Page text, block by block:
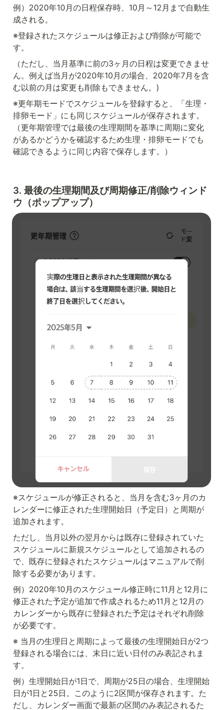
例）2020年10月の日程保存時、10月～12月まで自動生
成される。
※登録されたスケジュールは修正および削除が可能で
す。
（ただし、当月基準に前の3ヶ月の日程は変更できませ
ん。例えば当月が2020年10月の場合、2020年7月を含
む以前の月は変更も削除もできません。)
※更年期モードでスケジュールを登録すると、「生理・
排卵モード」にも同じスケジュールが保存されます。
（更年期管理では最後の生理期間を基準に周期に変化
があるかどうかを確認するため生理・排卵モードでも
確認できるように同じ内容で保存します。）
3. 最後の生理期間及び周期修正/削除ウィンド
ウ（ポップアップ）
※スケジュールが修正されると、当月を含む3ヶ月のカ
レンダーに修正された生理開始日（予定日）と周期が
追加されます。
ただし、当月以外の翌月からは既存に登録されていた
スケジュールに新規スケジュールとして追加されるの
で、既存に登録されたスケジュールはマニュアルで削
除する必要があります。
例）2020年10月のスケジュール修正時に11月と12月に
修正された予定が追加で作成されるため11月と12月の
カレンダーから既存に登録された予定はそれぞれ削除
が必要です。
※ 当月の生理日と周期によって最後の生理開始日が2つ
登録される場合には、末日に近い日付のみ表記されま
す。
例）生理開始日が1日で、周期が25日の場合、生理開始
日が1日と25日。このように2区間が保存されます。た
だし、カレンダー画面で最新の区間のみ表記されるた